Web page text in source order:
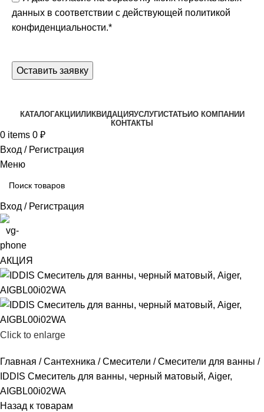
данных в соответствии с действующей политикой
конфиденциальности.*
КАТАЛОГАКЦИИЛИКВИДАЦИЯУСЛУГИСТАТЬИО КОМПАНИИ
КОНТАКТЫ
0 items 0 ₽
Вход / Регистрация
Меню
Вход / Регистрация
АКЦИЯ
Click to enlarge
Главная Сантехника Смесители
Смесители для ванны
IDDIS Смеситель для ванны, черный матовый, Aiger,
AIGBL00i02WA
Назад к товарам